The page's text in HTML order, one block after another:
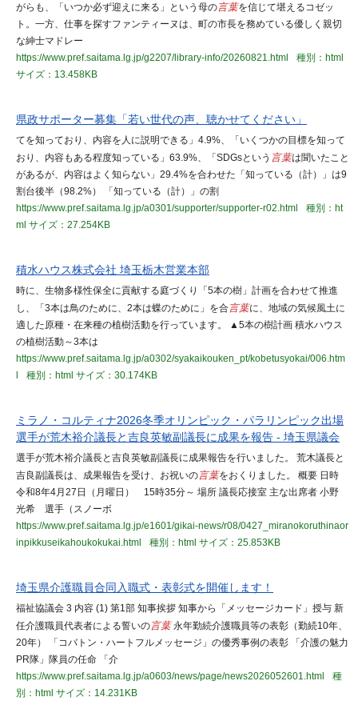
がらも、「いつか必ず迎えに来る」という母の言葉を信じて堪えるコゼッ
ト。一方、仕事を探すファンティーヌは、町の市長を務めている優しく親切
な紳士マドレー
https://www.pref.saitama.lg.jp/g2207/library-info/20260821.html
種別：html
サイズ：13.458KB
県政サポーター募集「若い世代の声、聴かせてください」
てを知っており、内容を人に説明できる」4.9%、「いくつかの目標を知って
おり、内容もある程度知っている」63.9%、「SDGsという 言葉は聞いたこと
があるが、内容はよく知らない」29.4%を合わせた「知っている（計）」は9
割台後半（98.2%） 「知っている（計）」の割
https://www.pref.saitama.lg.jp/a0301/supporter/supporter-r02.html
種別：ht
ml サイズ：27.254KB
積水ハウス株式会社 埼玉栃木営業本部
時に、生物多様性保全に貢献する庭づくり「5本の樹」計画を合わせて推進
し、「3本は鳥のために、2本は蝶のために」を合言葉に、地域の気候風土に
適した原種・在来種の植樹活動を行っています。 ▲5本の樹計画 積水ハウス
の植樹活動～3本は
https://www.pref.saitama.lg.jp/a0302/syakaikouken_pt/kobetusyokai/006.htm
種別：html サイズ：30.174KB
ミラノ・コルティナ2026冬季オリンピック・パラリンピック出場
選手が荒木裕介議長と吉良英敏副議長に成果を報告 - 埼玉県議会
選手が荒木裕介議長と吉良英敏副議長に成果報告を行いました。 荒木議長と
吉良副議長は、成果報告を受け、お祝いの言葉をおくりました。 概要 日時
令和8年4月27日（月曜日） 15時35分～ 場所 議長応接室 主な出席者 小野
光希 選手（スノーボ
https://www.pref.saitama.lg.jp/e1601/gikai-news/r08/0427_miranokoruthinaor
inpikkuseikahoukokukai.html
種別：html サイズ：25.853KB
埼玉県介護職員合同入職式・表彰式を開催します！
福祉協議会 3 内容 (1) 第1部 知事挨拶 知事から「メッセージカード」授与 新
任介護職員代表者による誓いの言葉永年勤続介護職員等の表彰（勤続10年、
20年） 「コバトン・ハートフルメッセージ」の優秀事例の表彰 「介護の魅力
PR隊」隊員の任命 「介
https://www.pref.saitama.lg.jp/a0603/news/page/news2026052601.html
種
別：html サイズ：14.231KB